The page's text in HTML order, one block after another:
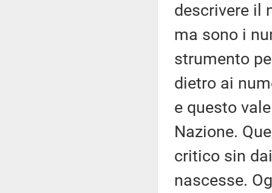
descrivere il
ma sono i
strumento
dietro ai
e questo
Nazione.
critico sin
nascesse.